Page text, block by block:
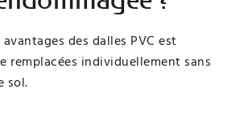
des dalles PVC est
remplacées individuellement sans
sol.